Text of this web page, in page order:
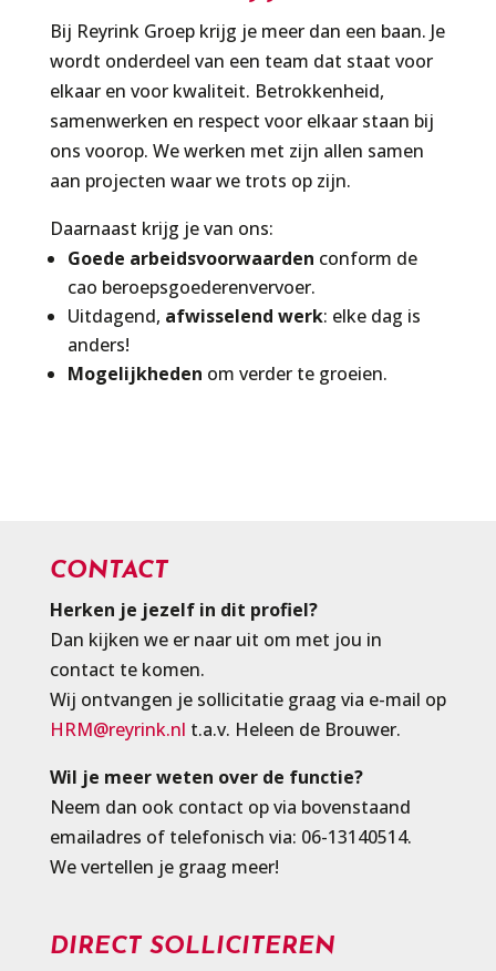
Bij Reyrink Groep krijg je meer dan een baan. Je
wordt onderdeel van een team dat staat voor
elkaar en voor kwaliteit. Betrokkenheid,
samenwerken en respect voor elkaar staan bij
ons voorop. We werken met zijn allen samen
aan projecten waar we trots op zijn.
Daarnaast krijg je van ons:
Goede arbeidsvoorwaarden conform de
cao beroepsgoederenvervoer.
Uitdagend, afwisselend werk: elke dag is
anders!
Mogelijkheden om verder te groeien.
CONTACT
Herken je jezelf in dit profiel?
Dan kijken we er naar uit om met jou in
contact te komen.
Wij ontvangen je sollicitatie graag via e-mail op
HRM@reyrink.nl t.a.v. Heleen de Brouwer.
Wil je meer weten over de functie?
Neem dan ook contact op via bovenstaand
emailadres of telefonisch via: 06-13140514.
We vertellen je graag meer!
DIRECT SOLLICITEREN